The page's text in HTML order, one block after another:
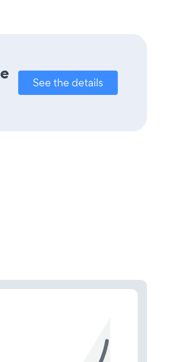
See the details